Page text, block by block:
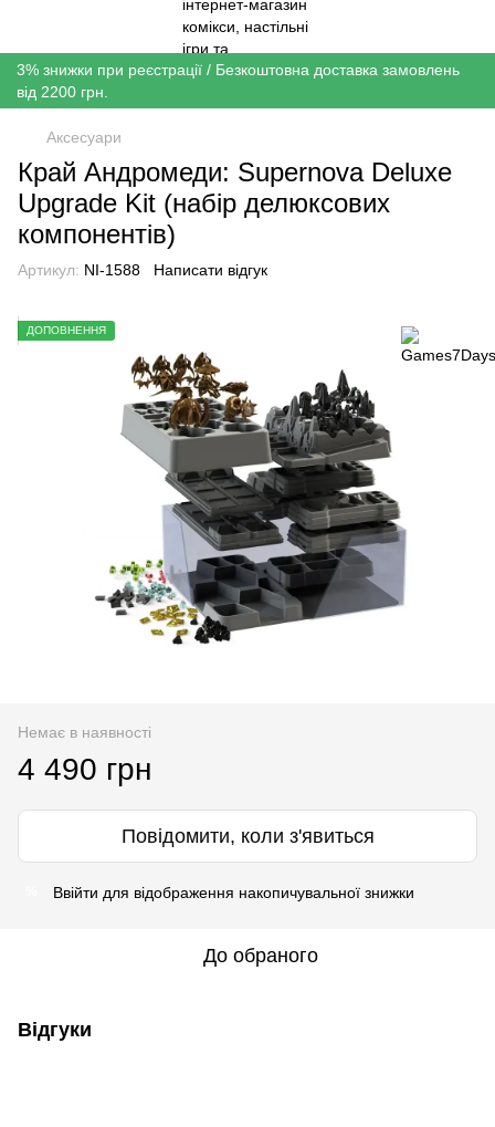
3% знижки при реєстрації / Безкоштовна доставка замовлень
від 2200 грн.
Аксесуари
Край Андромеди: Supernova Deluxe
Upgrade Kit (набір делюксових
компонентів)
Артикул: NI-1588 Написати відгук
ДОПОВНЕННЯ
Немає в наявності
4 490 грн
Повідомити, коли з'явиться
Ввійти для відображення накопичувальної знижки
До обраного
Відгуки